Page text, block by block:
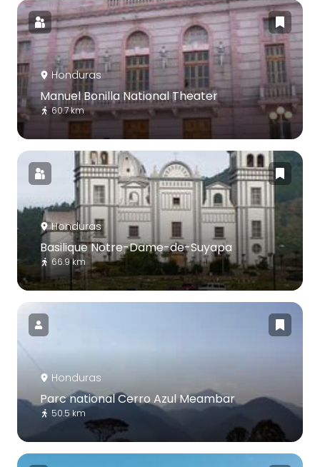
Honduras
Manuel Bonilla National Theater
60.7 km
Honduras
Basilique Notre-Dame-de-Suyapa
66.9 km
Honduras
Parc national Cerro Azul Meambar
50.5 km